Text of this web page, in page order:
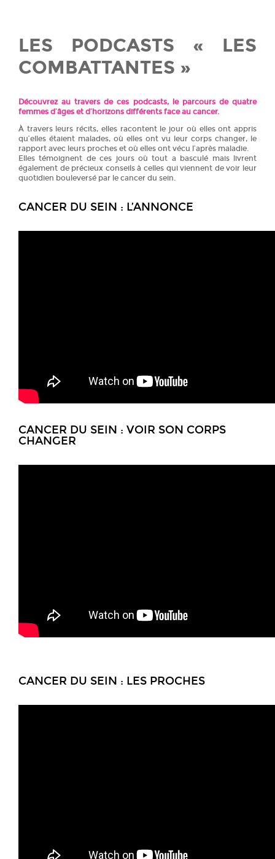
LES PODCASTS « LES
COMBATTANTES »
Découvrez au travers de ces podcasts, le parcours de quatre
femmes d’âges et d’horizons différents face au cancer.
À travers leurs récits, elles racontent le jour où elles ont appris
qu’elles étaient malades, où elles ont vu leur corps changer, le
rapport avec leurs proches et où elles ont vécu l’après maladie.
Elles témoignent de ces jours où tout a basculé mais livrent
également de précieux conseils à celles qui viennent de voir leur
quotidien bouleversé par le cancer du sein.
CANCER DU SEIN : L’ANNONCE
CANCER DU SEIN : VOIR SON CORPS
CHANGER
CANCER DU SEIN : LES PROCHES